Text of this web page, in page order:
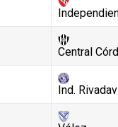
Central
Ind.